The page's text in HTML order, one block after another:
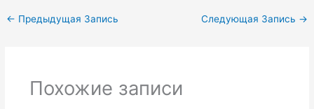
← Предыдущая Запись Следующая Запись →
Похожие записи